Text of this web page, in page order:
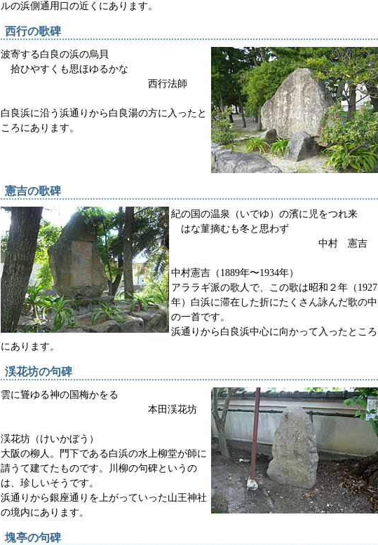
ルの浜側通用口の近くにあります。
西行の歌碑
波寄する白良の浜の烏貝
拾ひやすくも思ほゆるかな
西行法師
白良浜に沿う浜通りから白良湯の方に入ったと
ころにあります。
憲吉の歌碑
紀の国の温泉（いでゆ）の濱に児をつれ来
はな菫摘むも冬と思わず
中村 憲吉
中村憲吉（1889年〜1934年）
アララギ派の歌人で、この歌は昭和２年（1927
年）白浜に滞在した折にたくさん詠んだ歌の中
の一首です。
浜通りから白良浜中心に向かって入ったところ
にあります。
渓花坊の句碑
雲に聳ゆる神の国梅かをる
本田渓花坊
渓花坊（けいかぼう）
大阪の柳人。門下である白浜の水上柳堂が師に
請うて建てたものです。川柳の句碑というの
は、珍しいそうです。
浜通りから銀座通りを上がっていった山王神社
の境内にあります。
塊亭の句碑